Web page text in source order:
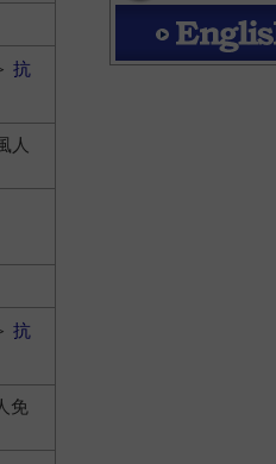
抗
人
抗
免